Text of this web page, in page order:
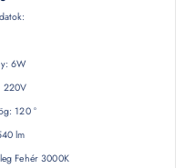
6W
220V
120 °
lm
Fehér 3000K